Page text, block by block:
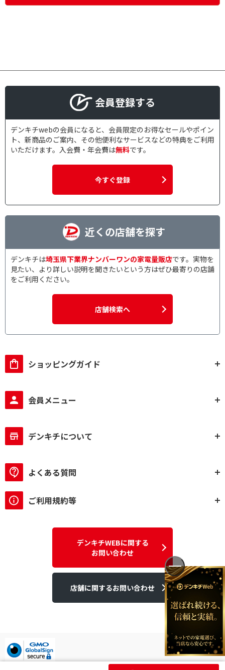
会員登録する
デンキチwebの会員になると、会員限定のお得なセールやポイン
ト、新商品のご案内、その他便利なサービスなどの特典をご利用
いただけます。入会費・年会費は無料です。
今すぐ登録
近くの店舗を探す
デンキチは埼玉県下業界ナンバーワンの家電量販店です。実物を
見たい、より詳しい説明を聞きたいという方はぜひ最寄りの店舗
をご利用ください。
店舗検索へ
ショッピングガイド
会員メニュー
デンキチについて
よくある質問
ご利用規約等
デンキチWEBに関する
お問い合わせ
店舗に関するお問い合わせ
デンキチはGMOグローバルサイン発行のSSL電子証明書を使用して